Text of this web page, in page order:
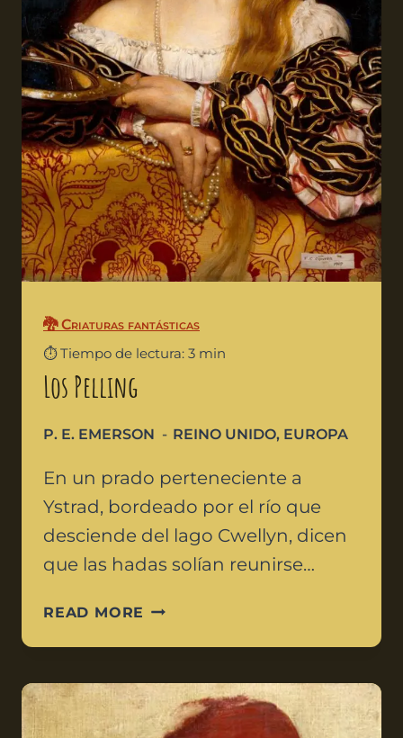
🐉 Criaturas fantásticas
⏱️ Tiempo de lectura: 3 min
Los Pelling
P. E. EMERSON REINO UNIDO, EUROPA
En un prado perteneciente a
Ystrad, bordeado por el río que
desciende del lago Cwellyn, dicen
que las hadas solían reunirse…
READ MORE